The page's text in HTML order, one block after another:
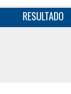
RESULTADO